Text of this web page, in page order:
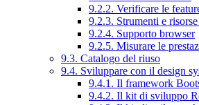
9.2.2. Verificare le
9.2.3. Strumenti e
9.2.4. Supporto browser
9.2.5. Misurare le
9.3. Catalogo del riuso
9.4. Sviluppare con il design
9.4.1. Il framework
9.4.2. Il kit di sviluppo